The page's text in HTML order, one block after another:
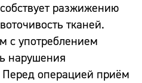
разжижению
тканей.
с употреблением
нарушения
Перед операцией приём